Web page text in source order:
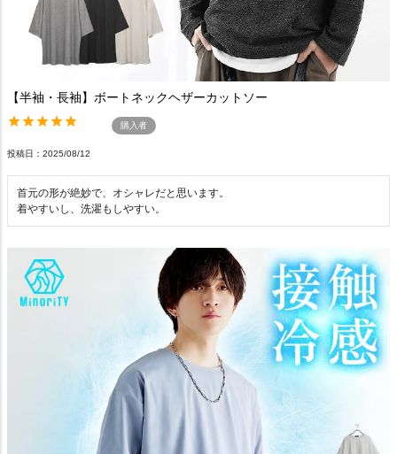
【半袖・長袖】ボートネックヘザーカットソー
購入者
投稿日 2025/08/12
首元の形が絶妙で、オシャレだと思います。
着やすいし、洗濯もしやすい。